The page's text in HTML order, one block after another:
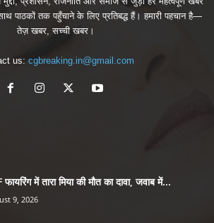
पाठकों तक पहुँचाने के लिए प्रतिबद्ध हैं। हमारी पहचान है—
तेज़ खबर, सच्ची खबर।
us: cgbreaking.in@gmail.com
फायरिंग में तारा मिया की मौत का दावा, जवाब में...
9, 2026